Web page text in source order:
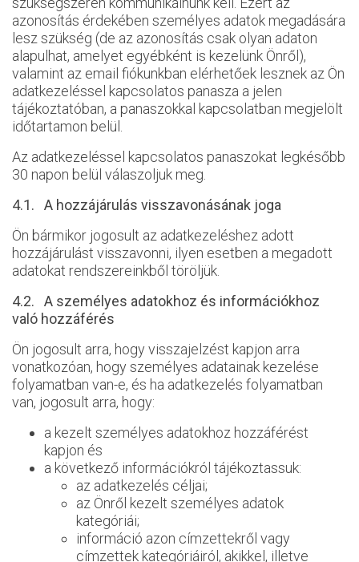
azonosítás érdekében személyes adatok megadására
lesz szükség (de az azonosítás csak olyan adaton
alapulhat, amelyet egyébként is kezelünk Önről),
valamint az email fiókunkban elérhetőek lesznek az Ön
adatkezeléssel kapcsolatos panasza a jelen
tájékoztatóban, a panaszokkal kapcsolatban megjelölt
időtartamon belül.
Az adatkezeléssel kapcsolatos panaszokat legkésőbb
30 napon belül válaszoljuk meg.
4.1. A hozzájárulás visszavonásának joga
Ön bármikor jogosult az adatkezeléshez adott
hozzájárulást visszavonni, ilyen esetben a megadott
adatokat rendszereinkből töröljük.
4.2. A személyes adatokhoz és információkhoz
való hozzáférés
Ön jogosult arra, hogy visszajelzést kapjon arra
vonatkozóan, hogy személyes adatainak kezelése
folyamatban van-e, és ha adatkezelés folyamatban
van, jogosult arra, hogy:
a kezelt személyes adatokhoz hozzáférést
kapjon és
a következő információkról tájékoztassuk:
az adatkezelés céljai;
az Önről kezelt személyes adatok
kategóriái;
információ azon címzettekről vagy
címzettek kategóriáiról, akikkel, illetve